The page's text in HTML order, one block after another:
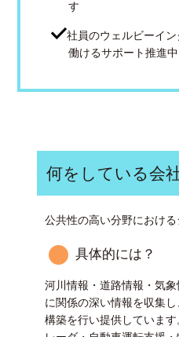
す
社員のウェルビーイン
働けるサポート推進中
何をしている会
公共性の高い分野におけ
具体的には？
河川情報・道路情報・気
に関係の深い情報を収集
構築を行い提供していま